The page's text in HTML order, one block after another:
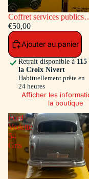
Coffret services publics
voitures: Peugeot Fourgon
Postal - Citroen 2CV
Dinky Toys
€50,00
Ajouter au panier
Retrait disponible à
la Croix Nivert
Habituellement prête en
24 heures
Afficher les
la boutique
Ford
Vedette
54
Gris